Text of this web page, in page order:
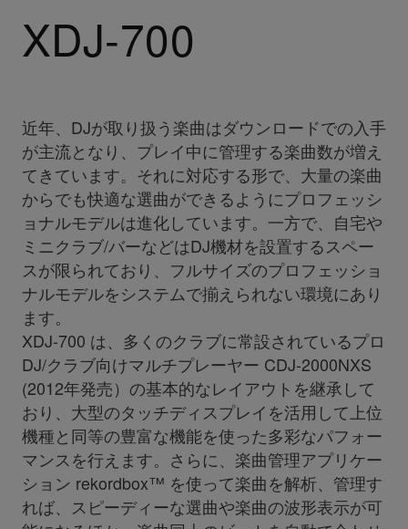
XDJ-700
近年、DJが取り扱う楽曲はダウンロードでの入手
が主流となり、プレイ中に管理する楽曲数が増え
てきています。それに対応する形で、大量の楽曲
からでも快適な選曲ができるようにプロフェッシ
ョナルモデルは進化しています。一方で、自宅や
ミニクラブ/バーなどはDJ機材を設置するスペー
スが限られており、フルサイズのプロフェッショ
ナルモデルをシステムで揃えられない環境にあり
ます。
XDJ-700 は、多くのクラブに常設されているプロ
DJ/クラブ向けマルチプレーヤー CDJ-2000NXS
(2012年発売）の基本的なレイアウトを継承して
おり、大型のタッチディスプレイを活用して上位
機種と同等の豊富な機能を使った多彩なパフォー
マンスを行えます。さらに、楽曲管理アプリケー
ション rekordbox™ を使って楽曲を解析、管理す
れば、スピーディーな選曲や楽曲の波形表示が可